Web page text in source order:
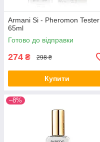
Armani Si - Pheromon Tester
65ml
Готово до відправки
274 ₴ 298 ₴
Купити
–8%